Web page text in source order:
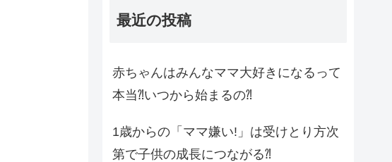
最近の投稿
赤ちゃんはみんなママ大好きになるって
本当⁈いつから始まるの⁈
1歳からの「ママ嫌い!」は受けとり方次
第で子供の成長につながる⁈